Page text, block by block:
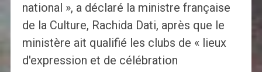
national », a déclaré la ministre française
de la Culture, Rachida Dati, après que le
ministère ait qualifié les clubs de « lieux
d'expression et de célébration